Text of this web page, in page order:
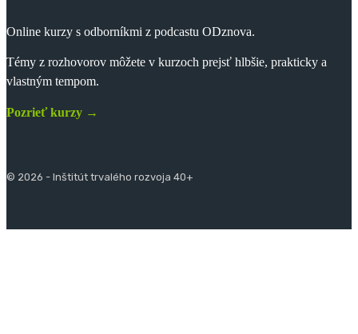
Online kurzy s odborníkmi z podcastu ODznova.
Témy z rozhovorov môžete v kurzoch prejsť hlbšie, prakticky a
vlastným tempom.
Pozrieť kurzy →
© 2026 - Inštitút trvalého rozvoja 40+